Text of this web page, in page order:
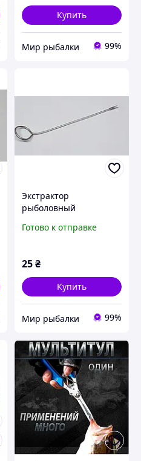
Купить
Мир рыбалки 99%
Экстрактор
рыболовный
Готово к отправке
25₴
Купить
Мир рыбалки 99%